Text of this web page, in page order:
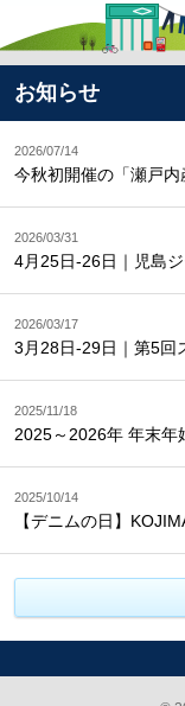
お知らせ
2026/07/14
今秋初開催の「瀬戸
2026/03/31
4月25日-26日｜児島
2026/03/17
3月28日-29日｜第5回
2025/11/18
2025～2026年 年末年
2025/10/14
【デニムの日】